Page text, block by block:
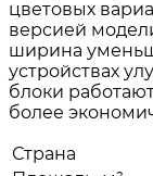
цветовых
версией
ширина
устройствах
блоки
более
Страна